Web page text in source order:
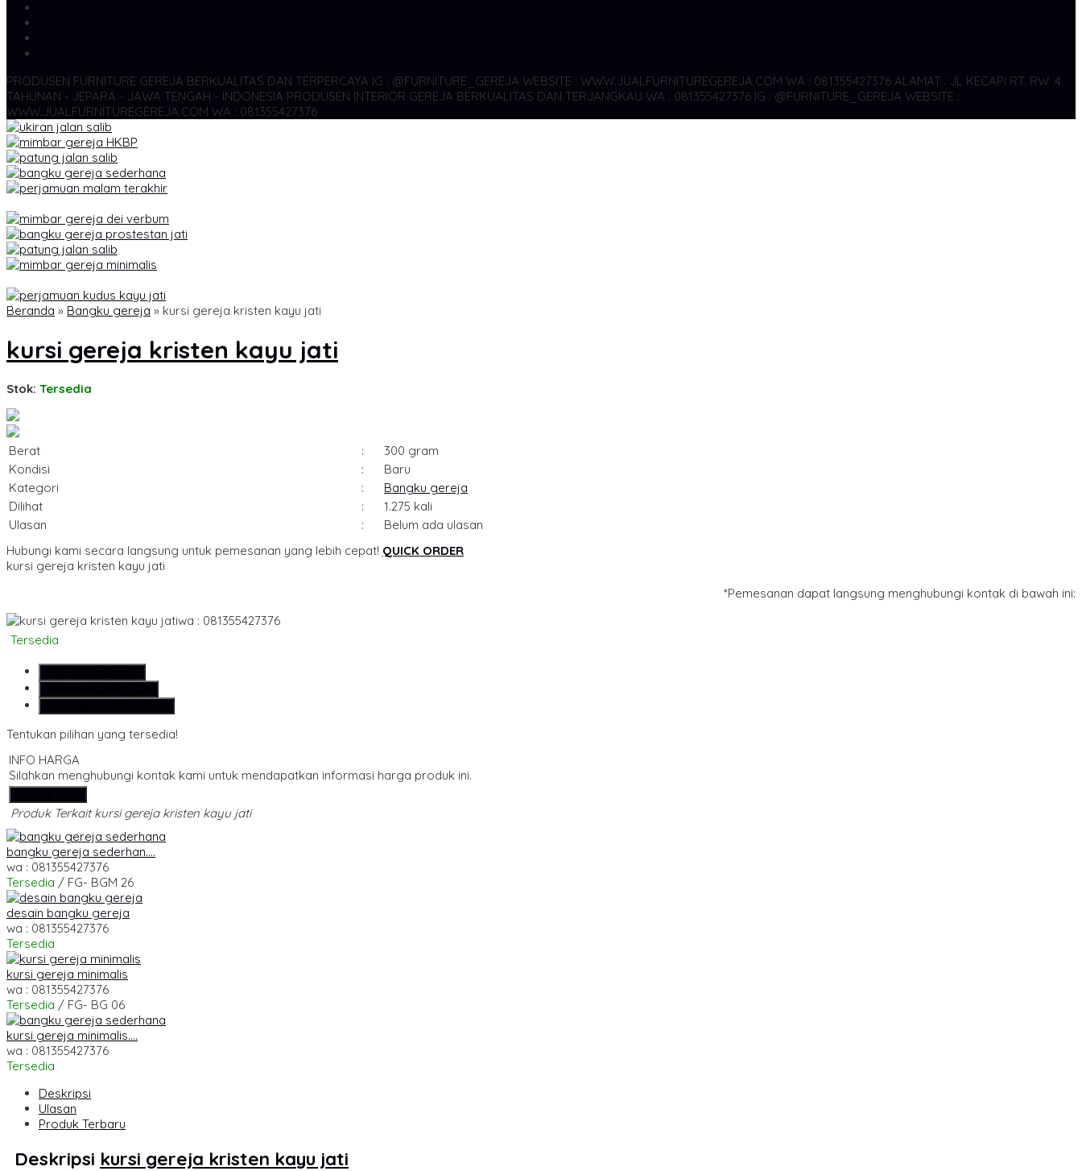
PRODUSEN FURNITURE GEREJA BERKUALITAS DAN TERPERCAYA IG : @FURNITURE_GEREJA WEBSITE : WWW.JUALFURNITUREGEREJA.COM WA : 081355427376 ALAMAT : JL KECAPI RT. RW .4
TAHUNAN - JEPARA - JAWA TENGAH - INDONESIA PRODUSEN INTERIOR GEREJA BERKUALITAS DAN TERJANGKAU WA : 081355427376 IG : @FURNITURE_GEREJA WEBSITE :
WWW.JUALFURNITUREGEREJA.COM WA : 081355427376
Beranda » Bangku gereja » kursi gereja kristen kayu jati
kursi gereja kristen kayu jati
Stok: Tersedia
Berat :
300 gram
Kondisi
:
Baru
Kategori
:
Bangku gereja
Dilihat
:
1.275 kali
Ulasan
:
Belum ada ulasan
Hubungi kami secara langsung untuk pemesanan yang lebih cepat! QUICK ORDER
kursi gereja kristen kayu jati
*Pemesanan dapat langsung menghubungi kontak di bawah ini:
wa : 081355427376
Tersedia
Tentukan pilihan yang tersedia!
INFO HARGA
Silahkan menghubungi kontak kami untuk mendapatkan informasi harga produk ini.
Produk Terkait kursi gereja kristen kayu jati
bangku gereja sederhan....
wa : 081355427376
Tersedia / FG- BGM 26
desain bangku gereja
wa : 081355427376
Tersedia
kursi gereja minimalis
wa : 081355427376
Tersedia / FG- BG 06
kursi gereja minimalis....
wa : 081355427376
Tersedia
Deskripsi
Ulasan
Produk Terbaru
Deskripsi kursi gereja kristen kayu jati